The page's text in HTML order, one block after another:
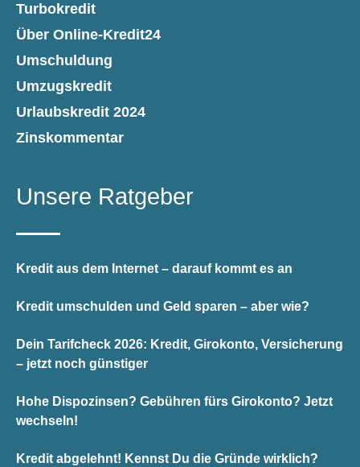
Turbokredit
Über Online-Kredit24
Umschuldung
Umzugskredit
Urlaubskredit 2024
Zinskommentar
Unsere Ratgeber
Kredit aus dem Internet – darauf kommt es an
Kredit umschulden und Geld sparen – aber wie?
Dein Tarifcheck 2026: Kredit, Girokonto, Versicherung
– jetzt noch günstiger
Hohe Dispozinsen? Gebühren fürs Girokonto? Jetzt
wechseln!
Kredit abgelehnt! Kennst Du die Gründe wirklich?